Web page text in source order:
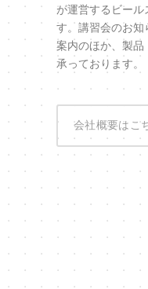
が運営するビー
す。講習会のお
案内のほか、製品
承っております。
会社概要はこ